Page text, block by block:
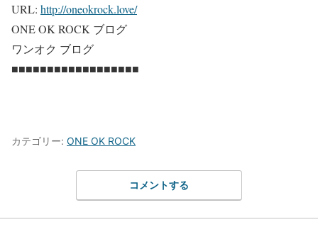
URL: http://oneokrock.love/
ONE OK ROCK ブログ
ワンオク ブログ
■■■■■■■■■■■■■■■■■■
カテゴリー: ONE OK ROCK
コメントする